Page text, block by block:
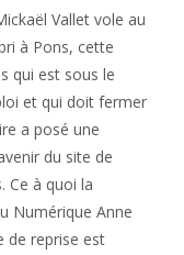
Vallet vole au
à Pons, cette
qui est sous le
et qui doit fermer
a posé une
du site de
Ce à quoi la
Numérique Anne
de reprise est